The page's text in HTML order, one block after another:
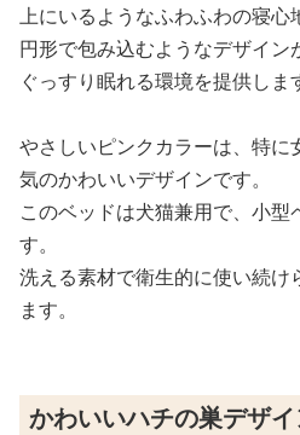
上にいるようなふわふわの寝心
円形で包み込むようなデザイン
ぐっすり眠れる環境を提供しま
やさしいピンクカラーは、特に
気のかわいいデザインです。
このベッドは犬猫兼用で、小
す。
洗える素材で衛生的に使い続け
ます。
かわいいハチの巣デザ